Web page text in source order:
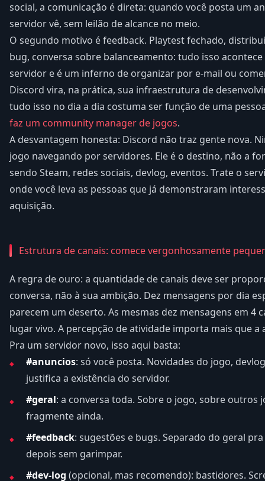
social, a comunicação é direta: quando você posta um
servidor vê, sem leilão de alcance no meio.
O segundo motivo é feedback. Playtest fechado,
bug, conversa sobre balanceamento: tudo isso
servidor e é um inferno de organizar por e-mail ou
Discord vira, na prática, sua infraestrutura de
tudo isso no dia a dia costuma ser função de uma
faz um community manager de jogos.
A desvantagem honesta: Discord não traz gente nova.
jogo navegando por servidores. Ele é o destino, não a
sendo Steam, redes sociais, devlog, eventos. Trate o
onde você leva as pessoas que já demonstraram
aquisição.
Estrutura de canais: comece vergonhosamente
A regra de ouro: a quantidade de canais deve ser
conversa, não à sua ambição. Dez mensagens por dia
parecem um deserto. As mesmas dez mensagens em 4
lugar vivo. A percepção de atividade importa mais que a
Pra um servidor novo, isso aqui basta:
#anuncios: só você posta. Novidades do jogo,
justifica a existência do servidor.
#geral: a conversa toda. Sobre o jogo, sobre outros
fragmente ainda.
#feedback: sugestões e bugs. Separado do geral
depois sem garimpar.
#dev-log (opcional, mas recomendo): bastidores.